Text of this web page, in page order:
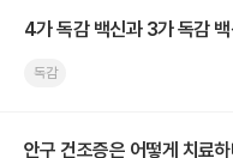
4가 독감 백신과 3가 독감
독감
안구 건조증은 어떻게 치료